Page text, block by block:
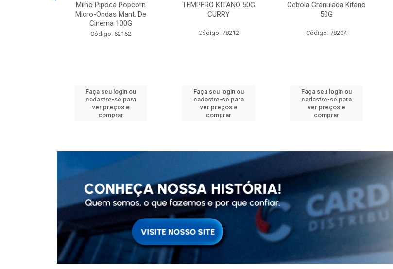
Milho Pipoca Popcorn
Micro-Ondas Mant. De
Cinema 100G
Código: 62162
Faça seu login ou
cadastre-se para
ver preços e
comprar
TEMPERO KITANO 50G
CURRY
Código: 78212
Faça seu login ou
cadastre-se para
ver preços e
comprar
Cebola Granulada Kitano
50G
Código: 78204
Faça seu login ou
cadastre-se para
ver preços e
comprar